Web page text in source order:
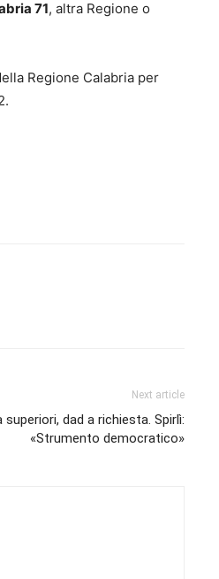
71, altra Regione o
Regione Calabria per
Next article
superiori, dad a richiesta. Spirlì:
«Strumento democratico»